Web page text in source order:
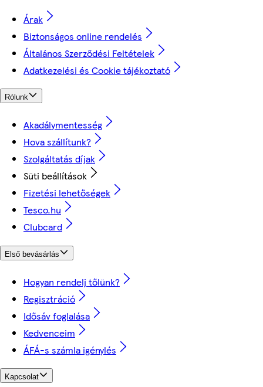
Árak
Biztonságos online rendelés
Általános Szerződési Feltételek
Adatkezelési és Cookie tájékoztató
Rólunk
Akadálymentesség
Hova szállítunk?
Szolgáltatás díjak
Süti beállítások
Fizetési lehetőségek
Tesco.hu
Clubcard
Első bevásárlás
Hogyan rendelj tőlünk?
Regisztráció
Idősáv foglalása
Kedvenceim
ÁFÁ-s számla igénylés
Kapcsolat